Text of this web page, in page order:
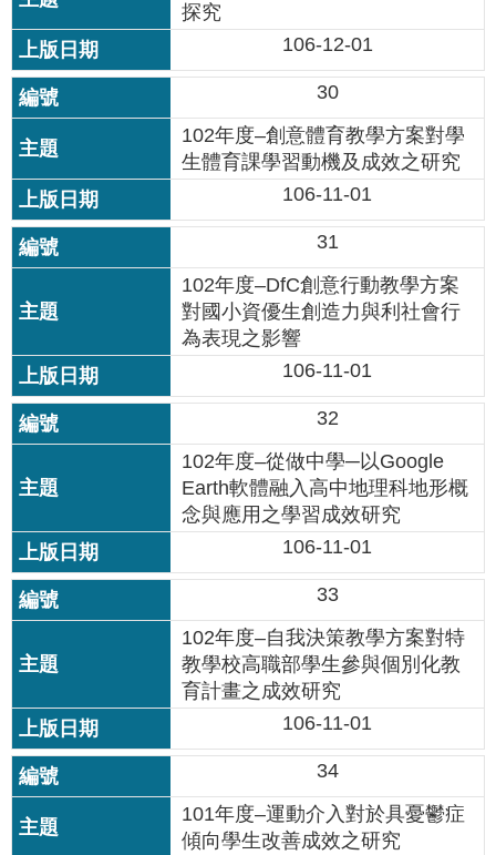
問
答
台
北
通
雙
語
詞
彙
私
權
及
網
站
安
全
策
著
作
聲
政
府
網
站
資
探究
106-12-01
30
102年度–創意體育教學方案對學
生體育課學習動機及成效之研究
106-11-01
31
102年度–DfC創意行動教學方案
對國小資優生創造力與利社會行
為表現之影響
106-11-01
32
102年度–從做中學─以Google
Earth軟體融入高中地理科地形概
念與應用之學習成效研究
106-11-01
33
102年度–自我決策教學方案對特
教學校高職部學生參與個別化教
育計畫之成效研究
106-11-01
34
101年度–運動介入對於具憂鬱症
傾向學生改善成效之研究